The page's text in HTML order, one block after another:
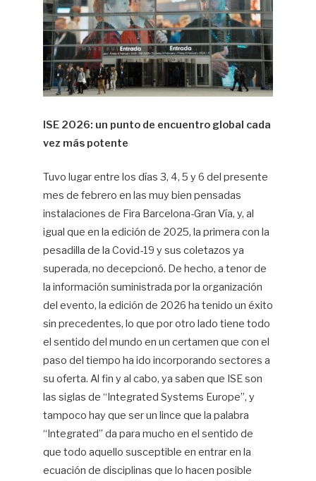
ISE 2026: un punto de encuentro global cada
vez más potente
Tuvo lugar entre los días 3, 4, 5 y 6 del presente
mes de febrero en las muy bien pensadas
instalaciones de Fira Barcelona-Gran Vía, y, al
igual que en la edición de 2025, la primera con la
pesadilla de la Covid-19 y sus coletazos ya
superada, no decepcionó. De hecho, a tenor de
la información suministrada por la organización
del evento, la edición de 2026 ha tenido un éxito
sin precedentes, lo que por otro lado tiene todo
el sentido del mundo en un certamen que con el
paso del tiempo ha ido incorporando sectores a
su oferta. Al fin y al cabo, ya saben que ISE son
las siglas de “Integrated Systems Europe”, y
tampoco hay que ser un lince que la palabra
“Integrated” da para mucho en el sentido de
que todo aquello susceptible en entrar en la
ecuación de disciplinas que lo hacen posible